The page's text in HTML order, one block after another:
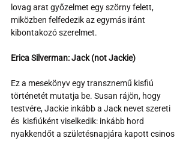
lovag arat győzelmet egy szörny felett,
miközben felfedezik az egymás iránt
kibontakozó szerelmet.
Erica Silverman: Jack (not Jackie)
Ez a mesekönyv egy transznemű kisfiú
történetét mutatja be. Susan rájön, hogy
testvére, Jackie inkább a Jack nevet szereti
és  kisfiúként viselkedik: inkább hord
nyakkendőt a születésnapjára kapott csinos